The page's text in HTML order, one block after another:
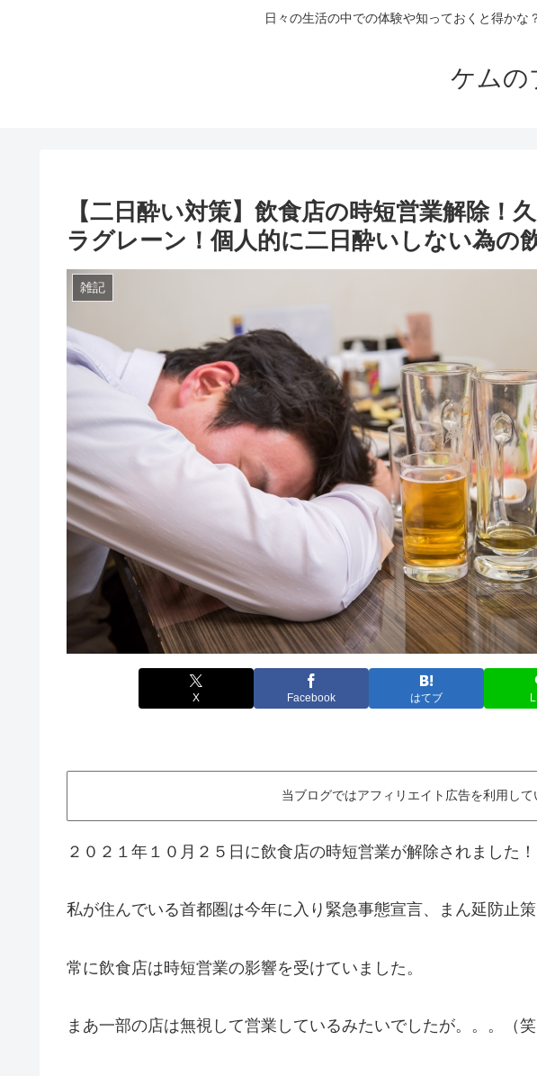
日々の生活の中での体験や知っておくと得かな
ケム
【二日酔い対策】飲食店の時短営業解除！
ラグレーン！個人的に二日酔いしない為の
雑記
X Facebook はてブ
当ブログではアフィリエイト広告を利用して
２０２１年１０月２５日に飲食店の時短営業が解除されました！
私が住んでいる首都圏は今年に入り緊急事態宣言、まん延防止策
常に飲食店は時短営業の影響を受けていました。
まあ一部の店は無視して営業しているみたいでしたが。。。（笑